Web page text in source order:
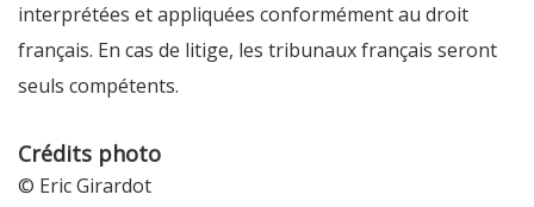
interprétées et appliquées conformément au droit
français. En cas de litige, les tribunaux français seront
seuls compétents.
Crédits photo
© Eric Girardot